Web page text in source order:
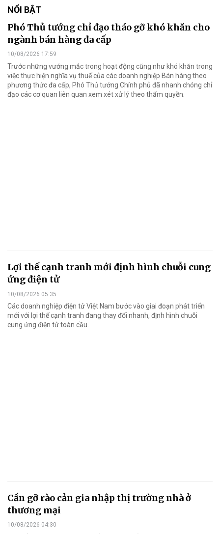
NỔI BẬT
Phó Thủ tướng chỉ đạo tháo gỡ khó khăn cho
ngành bán hàng đa cấp
10/08/2026 17:59
Trước những vướng mắc trong hoạt động cũng như khó khăn trong
việc thực hiện nghĩa vụ thuế của các doanh nghiệp Bán hàng theo
phương thức đa cấp, Phó Thủ tướng Chính phủ đã nhanh chóng chỉ
đạo các cơ quan liên quan xem xét xử lý theo thẩm quyền.
Lợi thế cạnh tranh mới định hình chuỗi cung
ứng điện tử
10/08/2026 05:35
Các doanh nghiệp điện tử Việt Nam bước vào giai đoạn phát triển
mới với lợi thế cạnh tranh đang thay đổi nhanh, định hình chuỗi
cung ứng điện tử toàn cầu.
Cần gỡ rào cản gia nhập thị trường nhà ở
thương mại
10/08/2026 04:30